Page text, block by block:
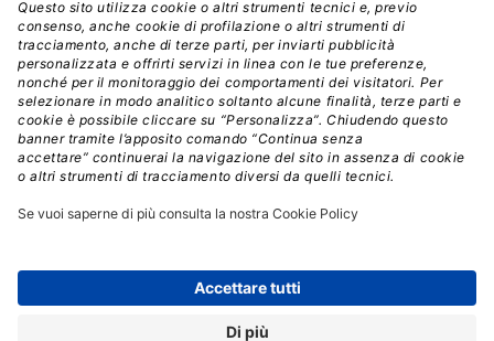
CWI è una testata giornalistica diEdra Edizioni s.r.l.
Direzione, amministrazione, redazione, pubblicità
Viale Enrico Forlanini 21 - 20134 Milano
Tel. +39 02 881841
C.F./P IVA 13002100157
www.edraedizioni.it|Privacy
Follow Us